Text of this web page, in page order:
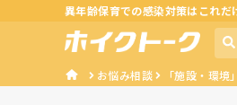
異年齢保育での感染対策はこれだ
お悩み相談 「施設・環